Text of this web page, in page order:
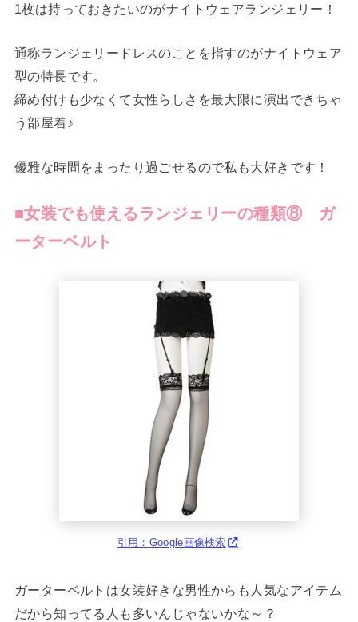
1枚は持っておきたいのがナイトウェアランジェリー！
通称ランジェリードレスのことを指すのがナイトウェア
型の特長です。
締め付けも少なくて女性らしさを最大限に演出できちゃ
う部屋着♪
優雅な時間をまったり過ごせるので私も大好きです！
■女装でも使えるランジェリーの種類⑧ ガ
ーターベルト
引用：Google画像検索
ガーターベルトは女装好きな男性からも人気なアイテム
だから知ってる人も多いんじゃないかな～？